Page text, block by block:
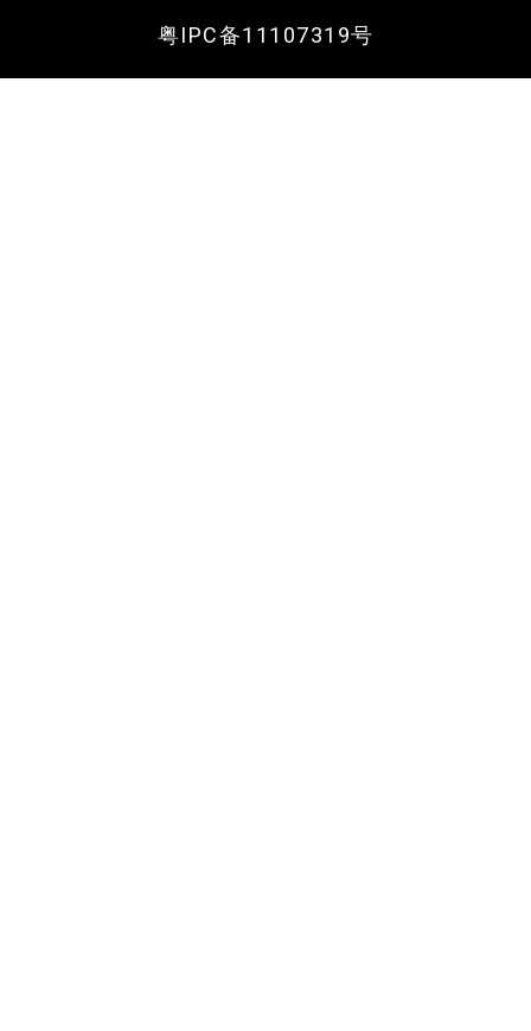
粤IPC备11107319号